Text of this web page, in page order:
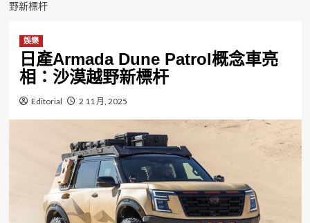
野新標杆
娛樂
日產Armada Dune Patrol概念車亮
相：沙漠越野新標杆
Editorial 2 11 月, 2025